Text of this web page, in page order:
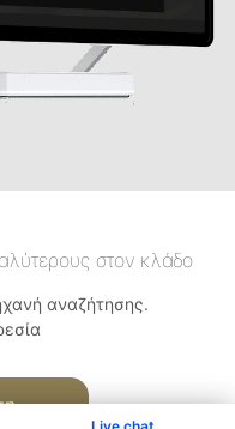
στον κλάδο
αναζήτησης.